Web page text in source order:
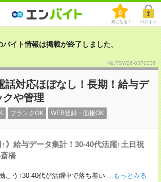
0
気になる！ ログイン
バイト情報は掲載が終了しました。
No.TSW26-0370336
話対応ほぼなし！長期！給与デ
クや管理
ブランクOK WEB登録・面接OK
↑》給与データ集計！30-40代活躍↑土日祝
橋
こう↑30-40代が活躍中で落ち着い ...もっとみる